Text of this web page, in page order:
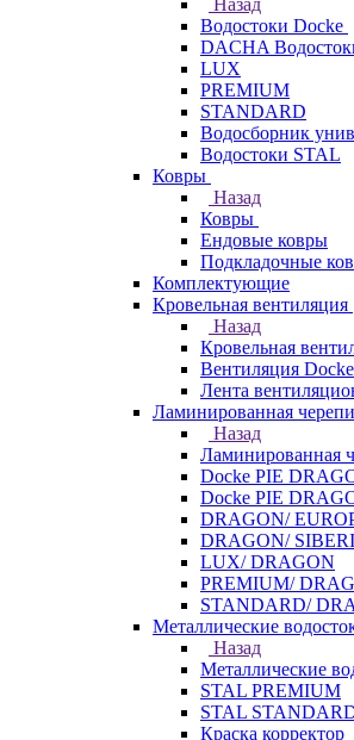
Назад
Водостоки Docke
DACHA
LUX
PREMIUM
STANDARD
Водосборник
Водостоки STAL
Ковры
Назад
Ковры
Ендовые ковры
Подкладочные
Комплектующие
Кровельная вентиляция
Назад
Кровельная
Вентиляция Docke
Лента
Ламинированная
Назад
Ламинированная
Docke PIE
Docke PIE
DRAGON/
DRAGON/
LUX/ DRAGON
PREMIUM/
STANDARD/
Металлические
Назад
Металлические
STAL PREMIUM
STAL
Краска корректор